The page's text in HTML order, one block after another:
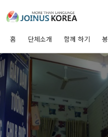
홈 단체소개 함께 하기